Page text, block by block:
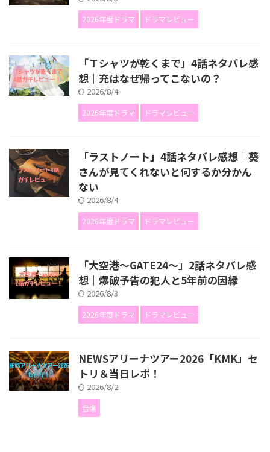
2026年度ドラマ ドラマレビュー
「Ｔシャツが乾くまで」4話ネタバレ感
想｜充はなぜ帰ってこないの？
2026/8/4
2026年度ドラマ ドラマレビュー
「ラストノート」4話ネタバレ感想｜葵
さんが見てくれないと何するか分かん
ない
2026/8/4
2026年度ドラマ ドラマレビュー
「大空港～GATE24～」2話ネタバレ感
想｜爆破予告の犯人と5年前の因縁
2026/8/3
2026年度ドラマ ドラマレビュー
NEWSアリーナツアー2026「KMK」セ
トリ＆当日レポ！
2026/8/2
音楽